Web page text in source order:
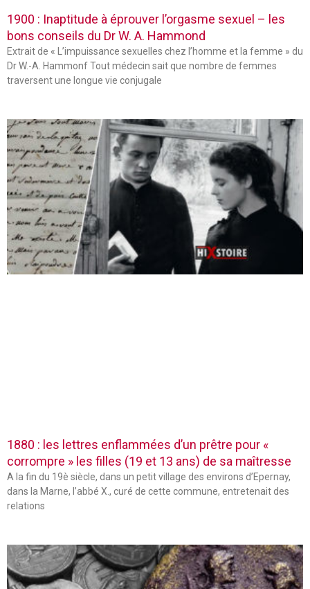
1900 : Inaptitude à éprouver l’orgasme sexuel – les
bons conseils du Dr W. A. Hammond
Extrait de « L’impuissance sexuelles chez l’homme et la femme » du
Dr W.-A. Hammonf Tout médecin sait que nombre de femmes
traversent une longue vie conjugale
1880 : les lettres enflammées d’un prêtre pour «
corrompre » les filles (19 et 13 ans) de sa maîtresse
A la fin du 19è siècle, dans un petit village des environs d’Epernay,
dans la Marne, l’abbé X., curé de cette commune, entretenait des
relations